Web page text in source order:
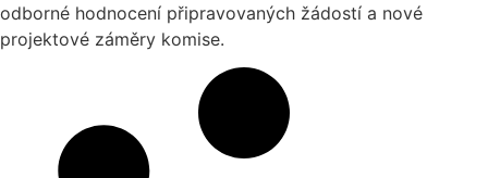
odborné hodnocení připravovaných žádostí a nové
projektové záměry komise.